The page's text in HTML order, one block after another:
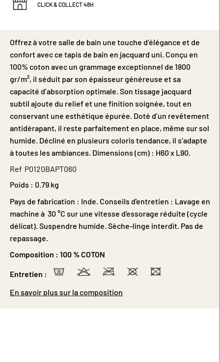
CLICK & COLLECT 48H
Offrez à votre salle de bain une touche d’élégance et de
confort avec ce tapis de bain en jacquard uni. Conçu en
100% coton avec un grammage exceptionnel de 1800
gr/m², il séduit par son épaisseur généreuse et sa
capacité d’absorption optimale. Son tissage jacquard
subtil ajoute du relief et une finition soignée, tout en
conservant une esthétique épurée. Doté d’un revêtement
antidérapant, il reste parfaitement en place, même sur sol
humide. Décliné en plusieurs coloris tendance, il s’adapte
à toutes les ambiances. Dimensions (cm) : H60 x L90.
Ref P0120BAPT060
Poids : 0.79 kg
Pays de fabrication : Inde. Conseils d'entretien : Lavage en
machine à 30 °C sur une vitesse d'essorage réduite (cycle
délicat). Suspendre humide. Sèche-linge interdit. Pas de
repassage.
Composition : 100 % COTON
Entretien :
En savoir plus sur la composition